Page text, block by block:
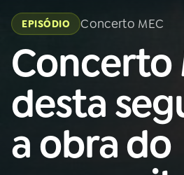
Buscar
na
Rádio
MEC
Início
01INÍCIO
na
Rádio
EPISÓDIO Concerto MEC
Concerto
desta
a obra do